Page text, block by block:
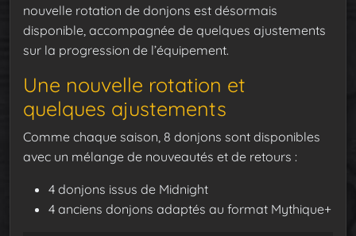
nouvelle rotation de donjons est désormais
disponible, accompagnée de quelques ajustements
sur la progression de l’équipement.
Une nouvelle rotation et
quelques ajustements
Comme chaque saison, 8 donjons sont disponibles
avec un mélange de nouveautés et de retours :
4 donjons issus de Midnight
4 anciens donjons adaptés au format Mythique+